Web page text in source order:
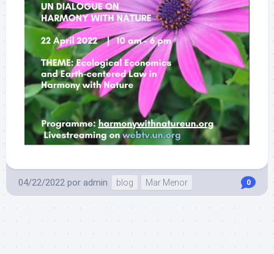
04/22/2022 por admin blog Mar Menor 0